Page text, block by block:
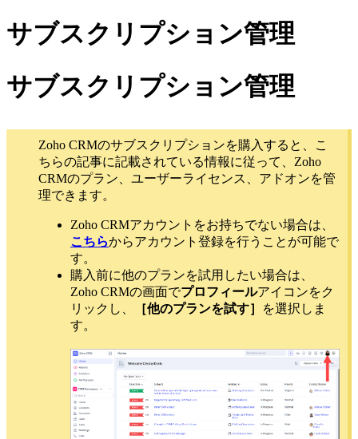
サブスクリプション管理
サブスクリプション管理
Zoho CRMのサブスクリプションを購入すると、こ
ちらの記事に記載されている情報に従って、Zoho
CRMのプラン、ユーザーライセンス、アドオンを管
理できます。
Zoho CRMアカウントをお持ちでない場合は、
こちらからアカウント登録を行うことが可能で
す。
購入前に他のプランを試用したい場合は、
Zoho CRMの画面でプロフィールアイコンをク
リックし、
［他のプランを試す］
を選択しま
す。